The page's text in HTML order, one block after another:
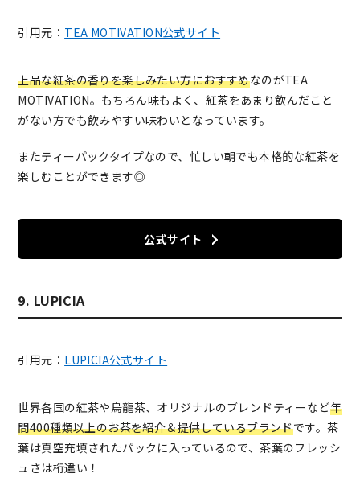
引用元： TEA MOTIVATION公式サイト
上品な紅茶の香りを楽しみたい方におすすめなのがTEA
MOTIVATION。もちろん味もよく、紅茶をあまり飲んだこと
がない方でも飲みやすい味わいとなっています。
またティーパックタイプなので、忙しい朝でも本格的な紅茶を
楽しむことができます◎
公式サイト
9. LUPICIA
引用元： LUPICIA公式サイト
世界各国の紅茶や烏龍茶、オリジナルのブレンドティーなど年
間400種類以上のお茶を紹介＆提供しているブランドです。茶
葉は真空充填されたパックに入っているので、茶葉のフレッシ
ュさは桁違い！